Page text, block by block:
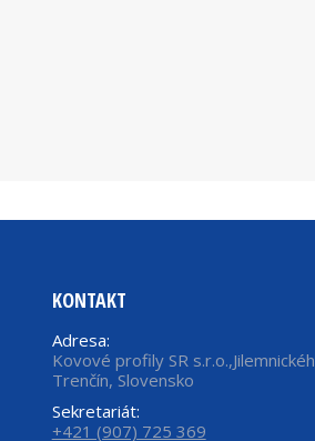
KONTAKT
Adresa:
Kovové profily SR
Trenčín, Slovensko
Sekretariát:
+421 (907) 725 369